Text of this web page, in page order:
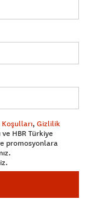
, Gizlilik
HBR Türkiye
promosyonlara